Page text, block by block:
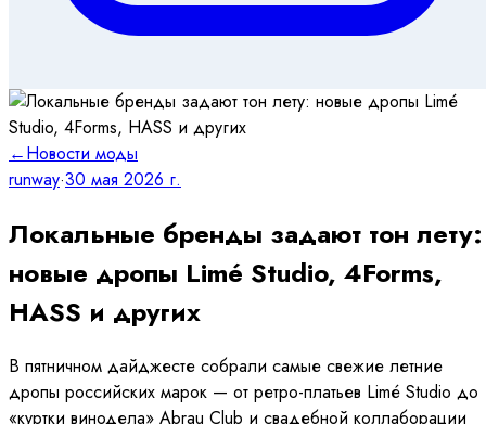
←Новости моды
runway·30 мая 2026 г.
Локальные бренды задают тон лету:
новые дропы Limé Studio, 4Forms,
HASS и других
В пятничном дайджесте собрали самые свежие летние
дропы российских марок — от ретро-платьев Limé Studio до
«куртки винодела» Abrau Club и свадебной коллаборации